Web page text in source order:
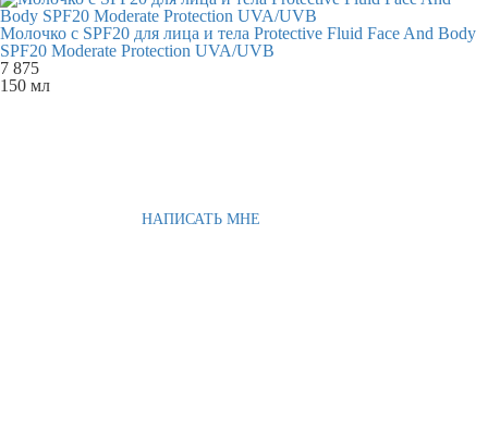
Молочко с SPF20 для лица и тела Protective Fluid Face And Body
SPF20 Moderate Protection UVA/UVB
7 875
150 мл
НАПИСАТЬ МНЕ